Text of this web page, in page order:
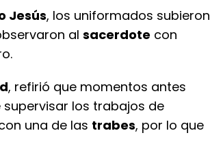
Jesús, los uniformados subieron
al sacerdote con
, refirió que momentos antes
supervisar los trabajos de
una de las trabes, por lo que